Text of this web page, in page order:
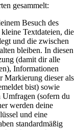
gesammelt:
Besuch des
Textdateien, die
und die zwischen
bleiben. In diesen
(damit dir alle
Informationen
Markierung dieser als
bist) sowie
(sofern du
werden deine
und eine
standardmäßig